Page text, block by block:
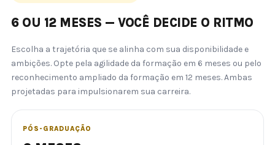
6 OU 12 MESES — VOCÊ DECIDE O RITMO
Escolha a trajetória que se alinha com sua disponibilidade e
ambições. Opte pela agilidade da formação em 6 meses ou pelo
reconhecimento ampliado da formação em 12 meses. Ambas
projetadas para impulsionarem sua carreira.
PÓS-GRADUAÇÃO